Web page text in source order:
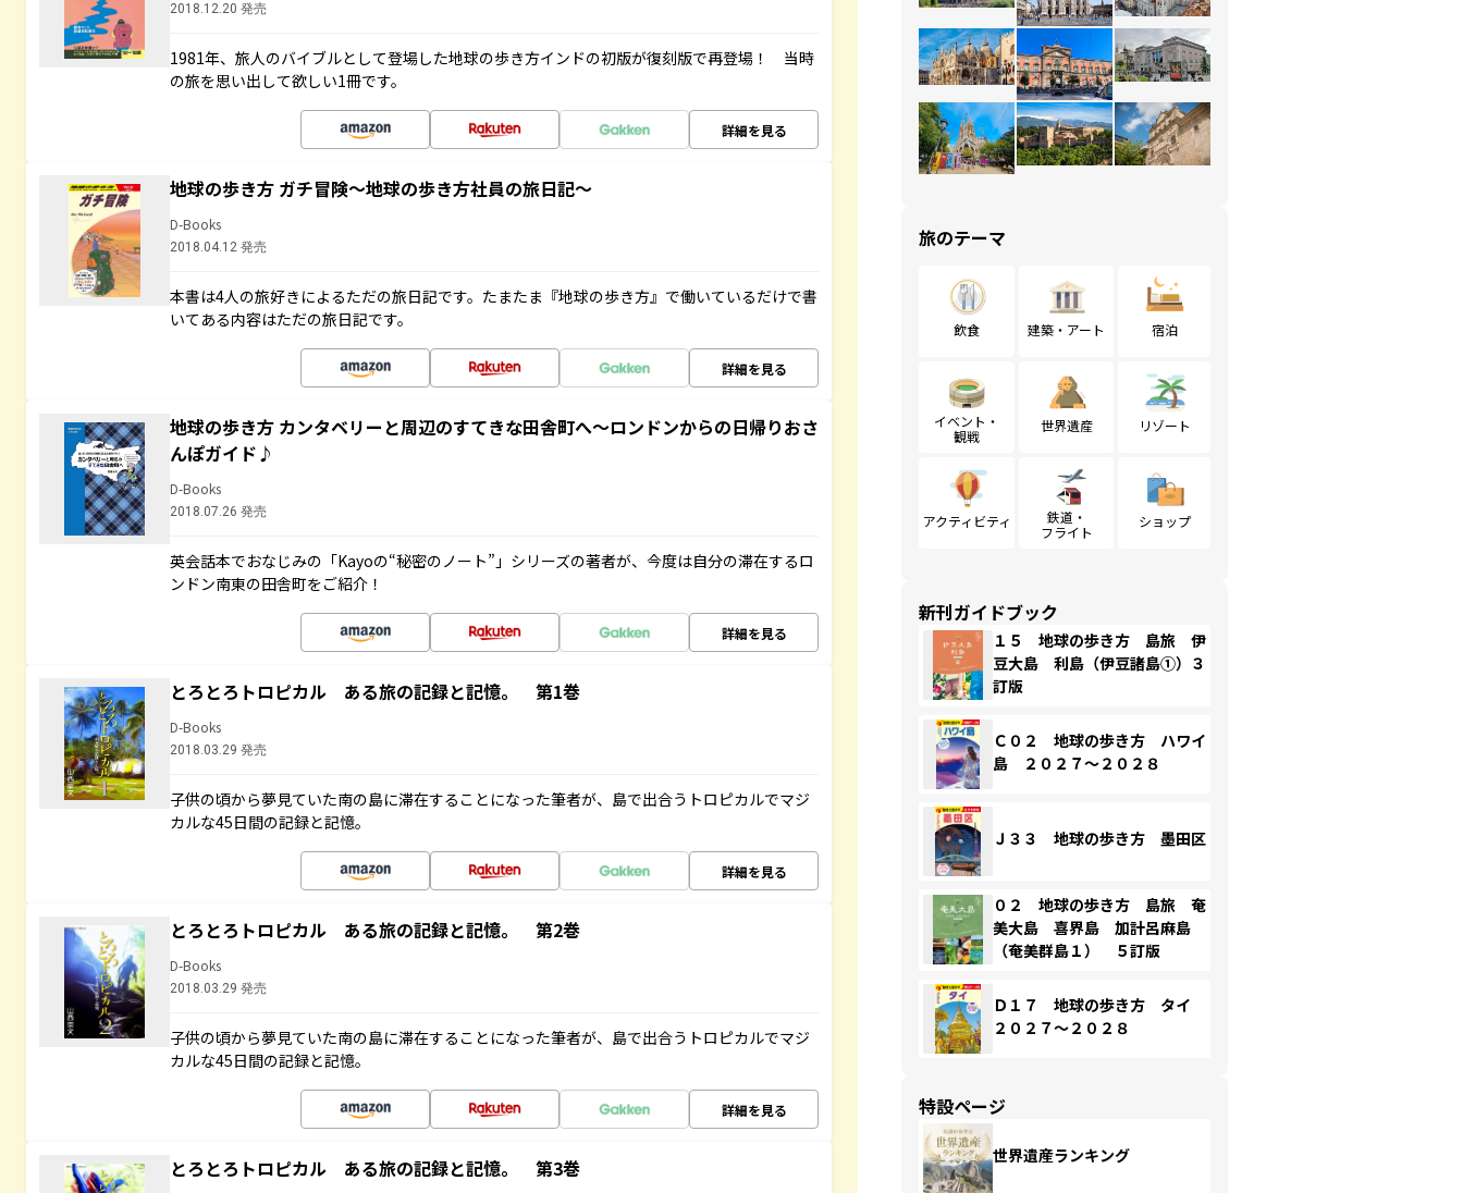
2018.12.20 発売
1981年、旅人のバイブルとして登場した地球の歩き方インドの初版が復刻版で再登場！ 当時
の旅を思い出して欲しい1冊です。
詳細を見る
地球の歩き方 ガチ冒険～地球の歩き方社員の旅日記～
D-Books
2018.04.12 発売
本書は4人の旅好きによるただの旅日記です。たまたま『地球の歩き方』で働いているだけで書
いてある内容はただの旅日記です。
詳細を見る
地球の歩き方 カンタベリーと周辺のすてきな田舎町へ～ロンドンからの日帰りおさ
んぽガイド♪
D-Books
2018.07.26 発売
英会話本でおなじみの「Kayoの“秘密のノート”」シリーズの著者が、今度は自分の滞在するロ
ンドン南東の田舎町をご紹介！
詳細を見る
とろとろトロピカル ある旅の記録と記憶。 第1巻
D-Books
2018.03.29 発売
子供の頃から夢見ていた南の島に滞在することになった筆者が、島で出合うトロピカルでマジ
カルな45日間の記録と記憶。
詳細を見る
とろとろトロピカル ある旅の記録と記憶。 第2巻
D-Books
2018.03.29 発売
子供の頃から夢見ていた南の島に滞在することになった筆者が、島で出合うトロピカルでマジ
カルな45日間の記録と記憶。
詳細を見る
とろとろトロピカル ある旅の記録と記憶。 第3巻
旅のテーマ
飲食 建築・アート 宿泊
イベント・
観戦
世界遺産 リゾート
アクティビティ
鉄道・
フライト
ショップ
新刊ガイドブック
１５ 地球の歩き方 島旅 伊
豆大島 利島（伊豆諸島①）３
訂版
Ｃ０２ 地球の歩き方 ハワイ
島 ２０２７～２０２８
Ｊ３３ 地球の歩き方 墨田区
０２ 地球の歩き方 島旅 奄
美大島 喜界島 加計呂麻島
（奄美群島１） ５訂版
Ｄ１７ 地球の歩き方 タイ
２０２７～２０２８
特設ページ
世界遺産ランキング